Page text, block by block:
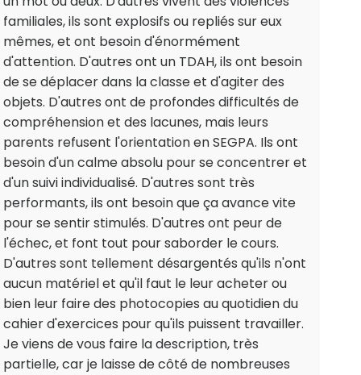
familiales, ils sont explosifs ou repliés sur eux
mêmes, et ont besoin d'énormément
d'attention. D'autres ont un TDAH, ils ont besoin
de se déplacer dans la classe et d'agiter des
objets. D'autres ont de profondes difficultés de
compréhension et des lacunes, mais leurs
parents refusent l'orientation en SEGPA. Ils ont
besoin d'un calme absolu pour se concentrer et
d'un suivi individualisé. D'autres sont très
performants, ils ont besoin que ça avance vite
pour se sentir stimulés. D'autres ont peur de
l'échec, et font tout pour saborder le cours.
D'autres sont tellement désargentés qu'ils n'ont
aucun matériel et qu'il faut le leur acheter ou
bien leur faire des photocopies au quotidien du
cahier d'exercices pour qu'ils puissent travailler.
Je viens de vous faire la description, très
partielle, car je laisse de côté de nombreuses